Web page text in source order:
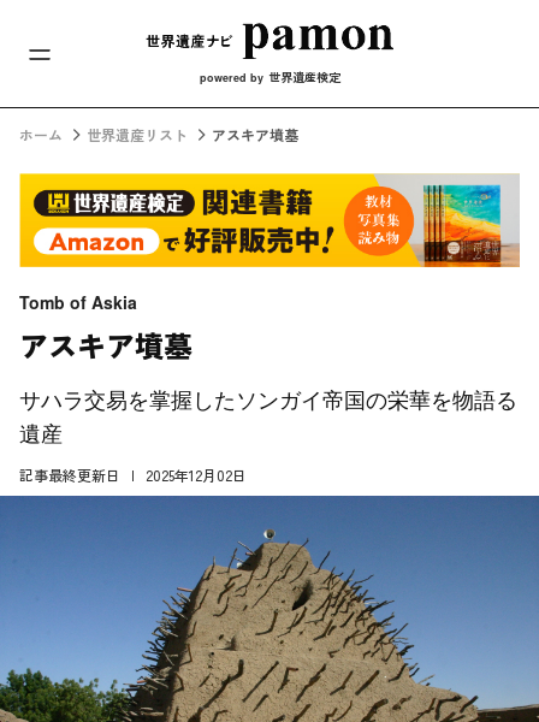
メインナビ
powered by 世界遺産検定
ホーム 世界遺産リスト アスキア墳墓
Tomb of Askia
アスキア墳墓
サハラ交易を掌握したソンガイ帝国の栄華を物語る
遺産
記事最終更新日 2025年12月02日